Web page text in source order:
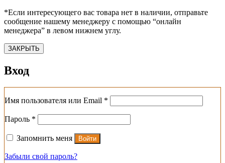
*Если интересующего вас товара нет в наличии, отправьте
сообщение нашему менеджеру с помощью “онлайн
менеджера” в левом нижнем углу.
ЗАКРЫТЬ
Вход
Имя пользователя или Email *
Пароль *
Запомнить меня Войти
Забыли свой пароль?